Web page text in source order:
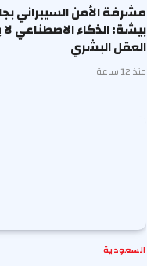
مشرفة الأمن السيبراني
بيشة: الذكاء الاصطناعي
العقل البشري
منذ 12 ساعة
السعودية